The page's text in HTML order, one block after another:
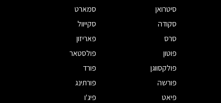
סיטרואן
סמארט
סקודה
סקייוול
סרס
פאריזון
פוטון
פולסטאר
פולקסווגן
פורד
פורשה
פורתינג
פיאט
פיג'ו